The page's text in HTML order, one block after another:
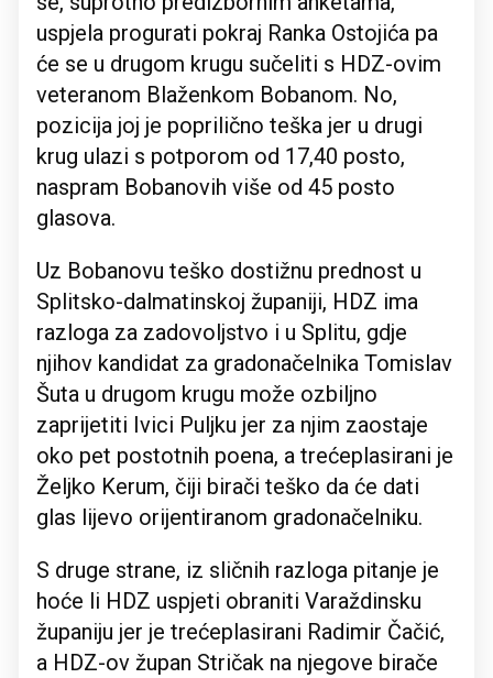
uspjela progurati pokraj Ranka Ostojića pa
će se u drugom krugu sučeliti s HDZ-ovim
veteranom Blaženkom Bobanom. No,
pozicija joj je poprilično teška jer u drugi
krug ulazi s potporom od 17,40 posto,
naspram Bobanovih više od 45 posto
glasova.
Uz Bobanovu teško dostižnu prednost u
Splitsko-dalmatinskoj županiji, HDZ ima
razloga za zadovoljstvo i u Splitu, gdje
njihov kandidat za gradonačelnika Tomislav
Šuta u drugom krugu može ozbiljno
zaprijetiti Ivici Puljku jer za njim zaostaje
oko pet postotnih poena, a trećeplasirani je
Željko Kerum, čiji birači teško da će dati
glas lijevo orijentiranom gradonačelniku.
S druge strane, iz sličnih razloga pitanje je
hoće li HDZ uspjeti obraniti Varaždinsku
županiju jer je trećeplasirani Radimir Čačić,
a HDZ-ov župan Stričak na njegove birače